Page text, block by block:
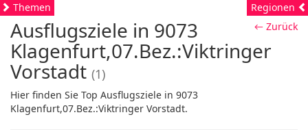
Themen
← Zurück
Ausflugsziele in 9073
Klagenfurt,07.Bez.:Viktringer
Vorstadt (1)
Hier finden Sie Top Ausflugsziele in 9073
Klagenfurt,07.Bez.:Viktringer Vorstadt.
Regionen